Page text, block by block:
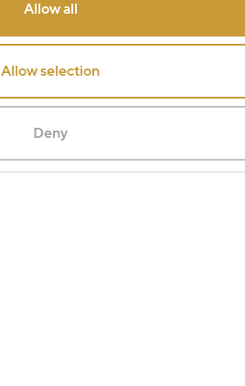
Allow all
Allow selection
Deny